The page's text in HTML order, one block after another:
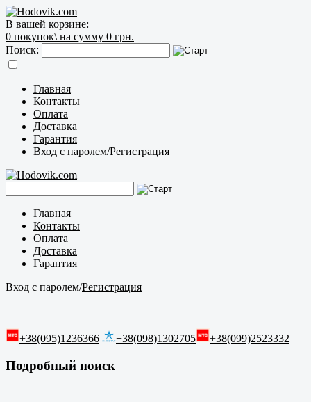
В вашей корзине:
0 покупок\ на сумму 0 грн.
Поиск:
Главная
Контакты
Оплата
Доставка
Гарантия
Вход с паролем/Регистрация
Главная
Контакты
Оплата
Доставка
Гарантия
Вход с паролем/Регистрация
+38(095)1236366 +38(098)1302705 +38(099)2523332
Подробный поиск